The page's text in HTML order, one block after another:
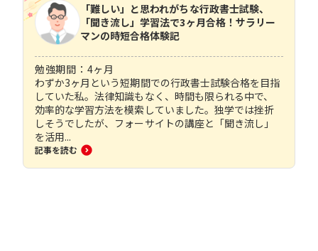
「難しい」と思われがちな行政書士試験、
「聞き流し」学習法で3ヶ月合格！サラリー
マンの時短合格体験記
勉強期間： 4ヶ月
わずか3ヶ月という短期間での行政書士試験合格を目指
していた私。法律知識もなく、時間も限られる中で、
効率的な学習方法を模索していました。独学では挫折
しそうでしたが、フォーサイトの講座と「聞き流し」
を活用...
記事を読む